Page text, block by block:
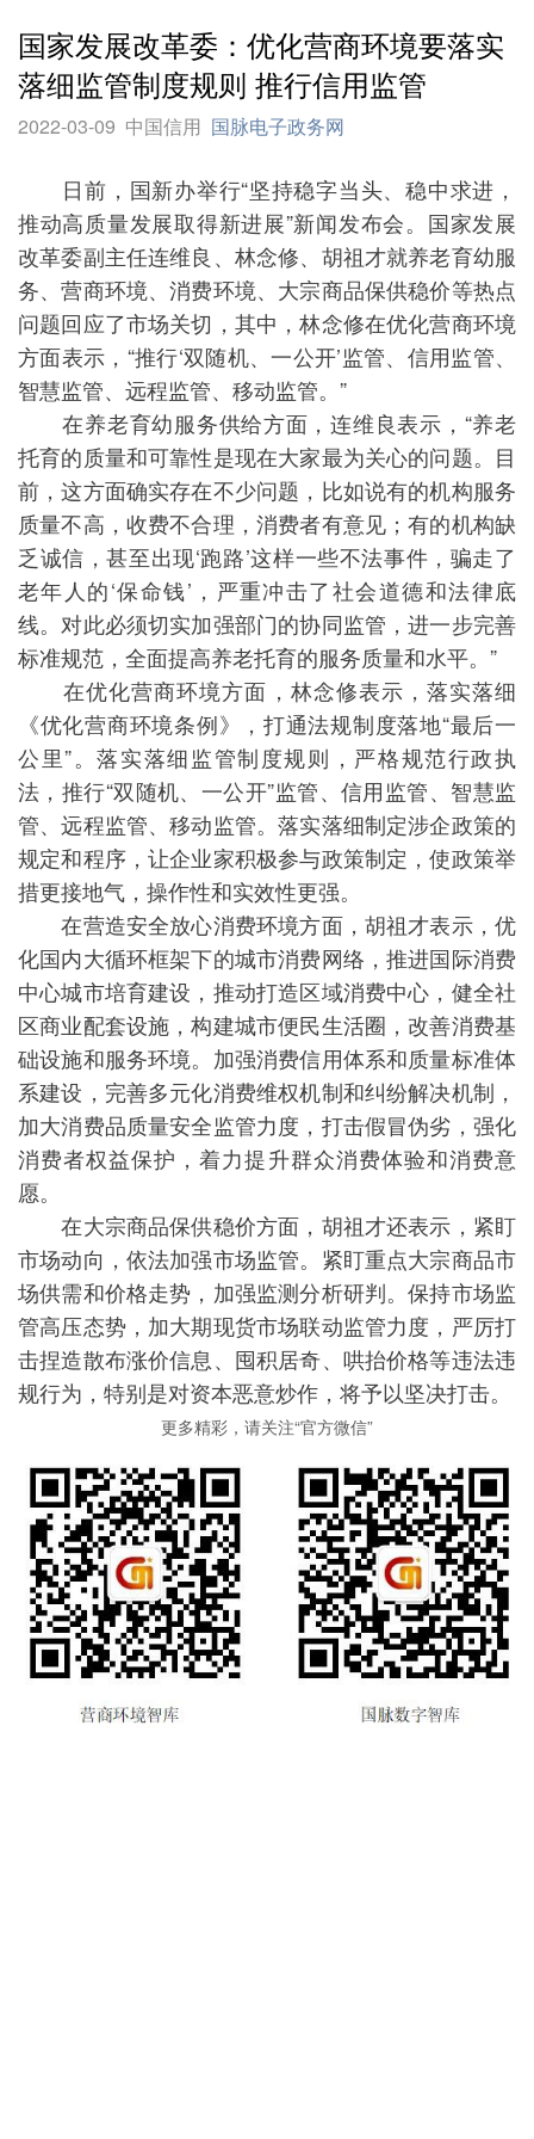
国家发展改革委：优化营商环境要落实
落细监管制度规则 推行信用监管
2022-03-09 中国信用 国脉电子政务网
日前，国新办举行“坚持稳字当头、稳中求进，
推动高质量发展取得新进展”新闻发布会。国家发展
改革委副主任连维良、林念修、胡祖才就养老育幼服
务、营商环境、消费环境、大宗商品保供稳价等热点
问题回应了市场关切，其中，林念修在优化营商环境
方面表示，“推行‘双随机、一公开’监管、信用监管、
智慧监管、远程监管、移动监管。”
在养老育幼服务供给方面，连维良表示，“养老
托育的质量和可靠性是现在大家最为关心的问题。目
前，这方面确实存在不少问题，比如说有的机构服务
质量不高，收费不合理，消费者有意见；有的机构缺
乏诚信，甚至出现‘跑路’这样一些不法事件，骗走了
老年人的‘保命钱’，严重冲击了社会道德和法律底
线。对此必须切实加强部门的协同监管，进一步完善
标准规范，全面提高养老托育的服务质量和水平。”
在优化营商环境方面，林念修表示，落实落细
《优化营商环境条例》，打通法规制度落地“最后一
公里”。落实落细监管制度规则，严格规范行政执
法，推行“双随机、一公开”监管、信用监管、智慧监
管、远程监管、移动监管。落实落细制定涉企政策的
规定和程序，让企业家积极参与政策制定，使政策举
措更接地气，操作性和实效性更强。
在营造安全放心消费环境方面，胡祖才表示，优
化国内大循环框架下的城市消费网络，推进国际消费
中心城市培育建设，推动打造区域消费中心，健全社
区商业配套设施，构建城市便民生活圈，改善消费基
础设施和服务环境。加强消费信用体系和质量标准体
系建设，完善多元化消费维权机制和纠纷解决机制，
加大消费品质量安全监管力度，打击假冒伪劣，强化
消费者权益保护，着力提升群众消费体验和消费意
愿。
在大宗商品保供稳价方面，胡祖才还表示，紧盯
市场动向，依法加强市场监管。紧盯重点大宗商品市
场供需和价格走势，加强监测分析研判。保持市场监
管高压态势，加大期现货市场联动监管力度，严厉打
击捏造散布涨价信息、囤积居奇、哄抬价格等违法违
规行为，特别是对资本恶意炒作，将予以坚决打击。
更多精彩，请关注“官方微信”